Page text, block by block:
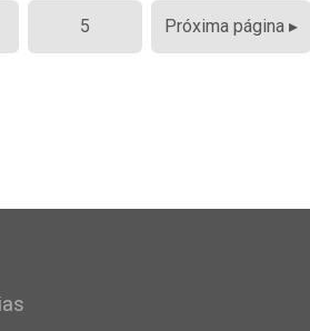
5 Próxima página ▸